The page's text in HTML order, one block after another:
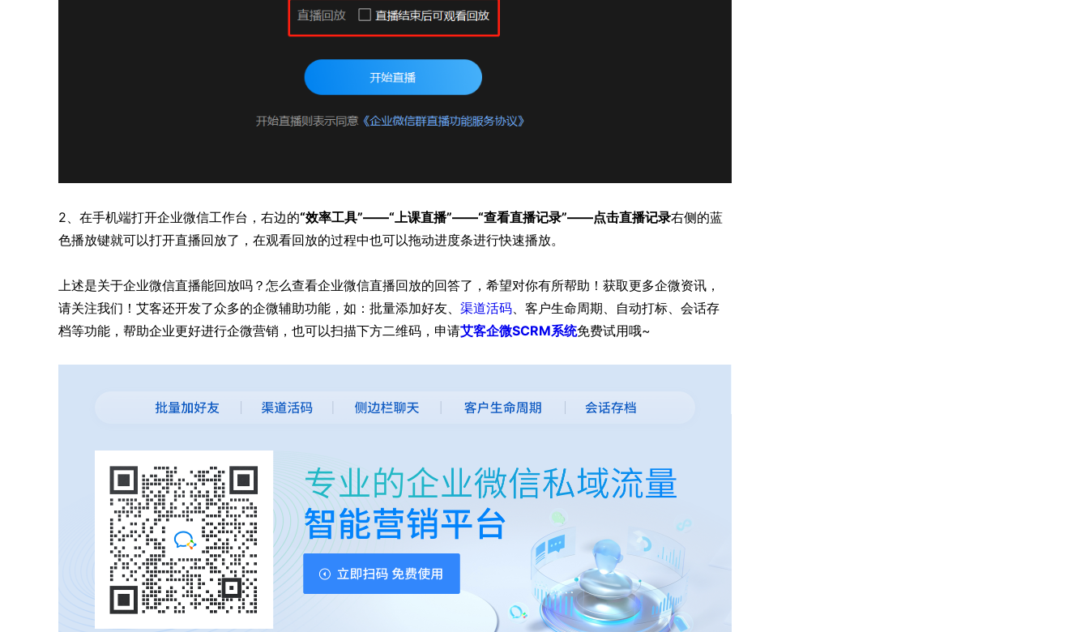
2、在手机端打开企业微信工作台，右边的“效率工具”——“上课直播”——“查看直播记录”——点击直播记录右侧的蓝
色播放键就可以打开直播回放了，在观看回放的过程中也可以拖动进度条进行快速播放。
上述是关于企业微信直播能回放吗？怎么查看企业微信直播回放的回答了，希望对你有所帮助！获取更多企微资讯，
请关注我们！艾客还开发了众多的企微辅助功能，如：批量添加好友、 渠道活码 、客户生命周期、自动打标、会话存
档等功能，帮助企业更好进行企微营销，也可以扫描下方二维码，申请艾客企微SCRM系统免费试用哦~